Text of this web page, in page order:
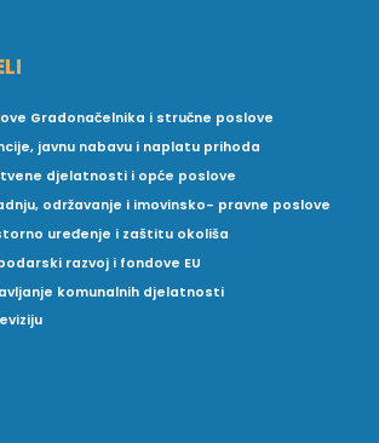
Gradonačelnika i stručne poslove
javnu nabavu i naplatu prihoda
djelatnosti i opće poslove
održavanje i imovinsko- pravne poslove
uređenje i zaštitu okoliša
razvoj i fondove EU
komunalnih djelatnosti